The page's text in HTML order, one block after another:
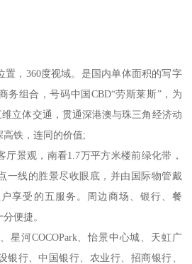
置，360度视域。是国内单体面积的写字
务组合，号码中国CBD“劳斯莱斯”，为
立体交通，贯通深港澳与珠三角经济动
高铁，连同的价值;
厅景观，南看1.7万平方米楼前绿化带，
一线的胜景尽收眼底，并由国际物管戴
享受的五服务。周边商场、银行、餐
便捷。
星河COCOPark、怡景中心城、天虹广
银行、中国银行、农业行、招商银行、